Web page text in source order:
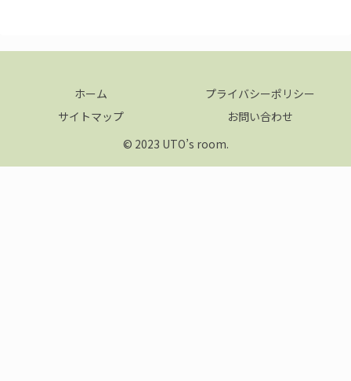
ホーム
プライバシーポリシー
サイトマップ
お問い合わせ
© 2023 UTO’s room.